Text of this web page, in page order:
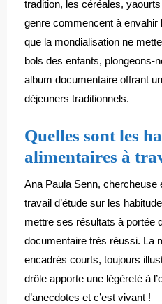
tradition, les céréales,
genre commencent à envahir
que la mondialisation ne
bols des enfants, plongeons-
album documentaire offrant
déjeuners traditionnels.
Quelles sont les
alimentaires à
Ana Paula Senn, chercheuse
travail d’étude sur les
mettre ses résultats à portée
documentaire très réussi. La
encadrés courts, toujours
drôle apporte une légèreté à
d’anecdotes et c’est vivant !